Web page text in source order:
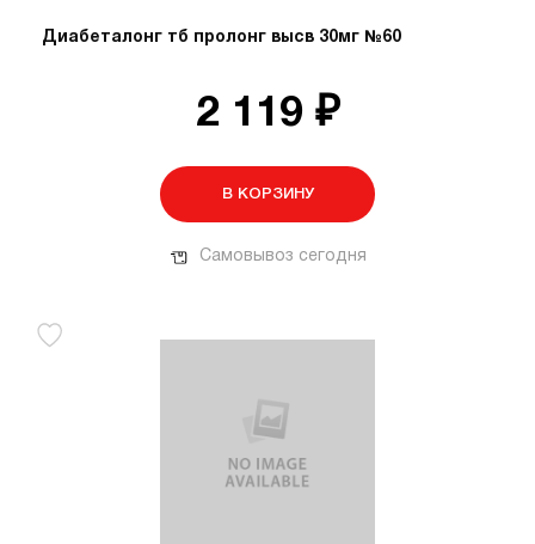
Диабеталонг тб пролонг высв 30мг №60
2 119 ₽
В КОРЗИНУ
Самовывоз сегодня